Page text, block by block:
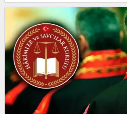
Kanunlar Değişiyor?